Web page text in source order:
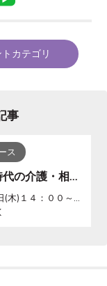
る カテゴリ
事
ス
人生１００年時代の介護・相続セミナー
４：００～１５：００